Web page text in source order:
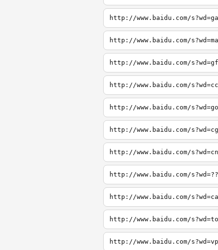
http://www.baidu.com/
http://www.baidu.com/
http://www.baidu.com/
http://www.baidu.com/
http://www.baidu.com/
http://www.baidu.com/
http://www.baidu.com/
http://www.baidu.com/
http://www.baidu.com/
http://www.baidu.com/
http://www.baidu.com/